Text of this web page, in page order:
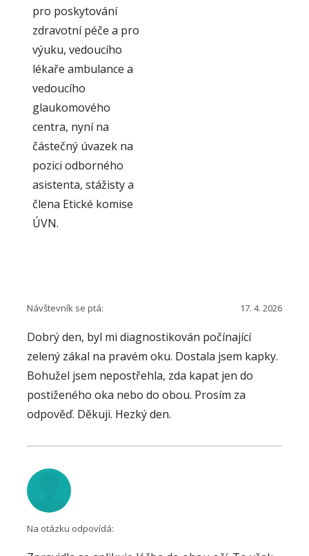
pro poskytování
zdravotní péče a pro
výuku, vedoucího
lékaře ambulance a
vedoucího
glaukomového
centra, nyní na
částečný úvazek na
pozici odborného
asistenta, stážisty a
člena Etické komise
ÚVN.
Návštevník se ptá: 17. 4. 2026
Dobrý den, byl mi diagnostikován počínající
zelený zákal na pravém oku. Dostala jsem kapky.
Bohužel jsem nepostřehla, zda kapat jen do
postiženého oka nebo do obou. Prosím za
odpověď. Děkuji. Hezký den.
Na otázku odpovídá: